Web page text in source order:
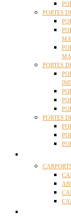
PORTES
PORTES
PORTES